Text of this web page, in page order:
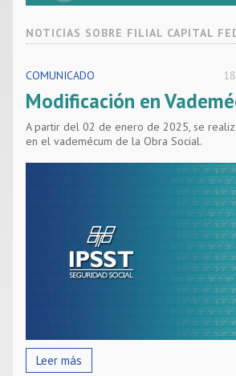
NOTICIAS SOBRE FILIAL CAPITAL
COMUNICADO
Modificación en
A partir del 02 de enero de 2025, se
en el vademécum de la Obra Social.
Leer más